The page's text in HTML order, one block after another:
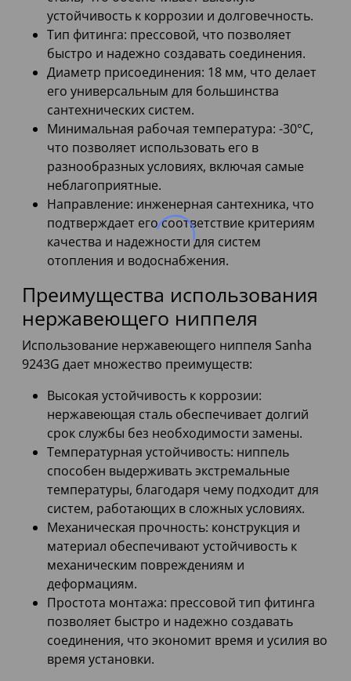
устойчивость к коррозии и долговечность.
Тип фитинга: прессовой, что позволяет
быстро и надежно создавать соединения.
Диаметр присоединения: 18 мм, что делает
его универсальным для большинства
сантехнических систем.
Минимальная рабочая температура: -30°C,
что позволяет использовать его в
разнообразных условиях, включая самые
неблагоприятные.
Направление: инженерная сантехника, что
подтверждает его соответствие критериям
качества и надежности для систем
отопления и водоснабжения.
Преимущества использования
нержавеющего ниппеля
Использование нержавеющего ниппеля Sanha
9243G дает множество преимуществ:
Высокая устойчивость к коррозии:
нержавеющая сталь обеспечивает долгий
срок службы без необходимости замены.
Температурная устойчивость: ниппель
способен выдерживать экстремальные
температуры, благодаря чему подходит для
систем, работающих в сложных условиях.
Механическая прочность: конструкция и
материал обеспечивают устойчивость к
механическим повреждениям и
деформациям.
Простота монтажа: прессовой тип фитинга
позволяет быстро и надежно создавать
соединения, что экономит время и усилия во
время установки.